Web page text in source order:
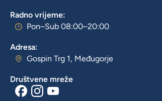
Radno vrijeme:
Pon–Sub 08:00–20:00
Adresa:
Gospin Trg 1, Međugorje
Društvene mreže